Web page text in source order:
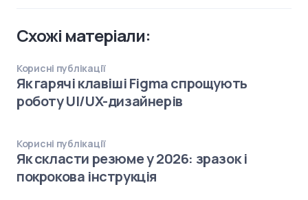
Схожі матеріали:
Корисні публікації
Як гарячі клавіші Figma спрощують
роботу UI/UX-дизайнерів
Корисні публікації
Як скласти резюме у 2026: зразок і
покрокова інструкція